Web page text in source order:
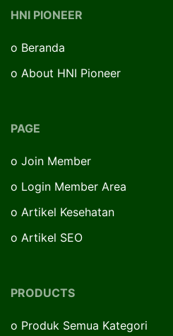
HNI PIONEER
o Beranda
o About HNI Pioneer
PAGE
o Join Member
o Login Member Area
o Artikel Kesehatan
o Artikel SEO
PRODUCTS
o Produk Semua Kategori